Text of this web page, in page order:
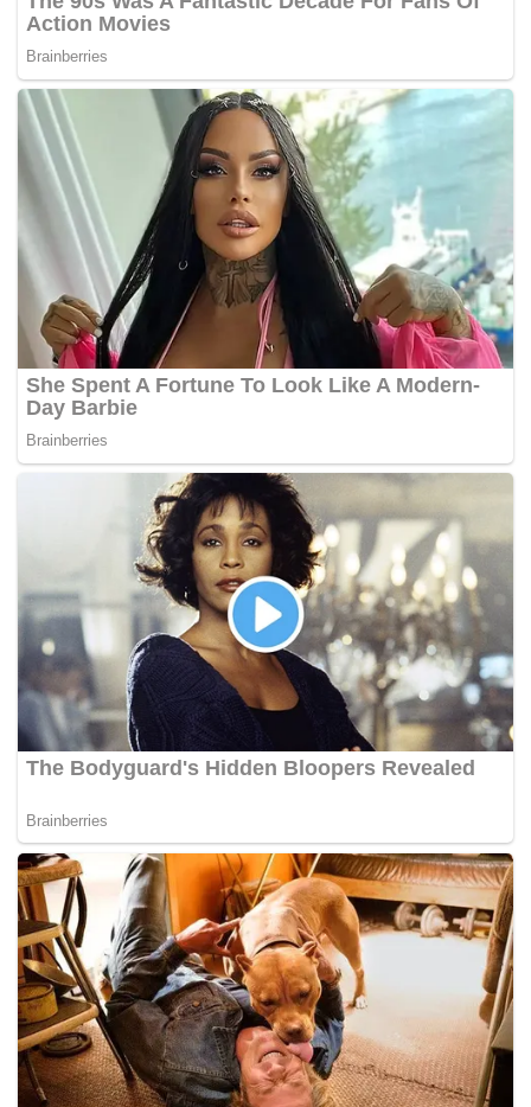
mencampurkan beras tempatan dengan beras import,
sebaliknya hanya menetapkan tujuh jenis kesalahan
antaranya menyorok beras dengan tujuan mewujudkan
kekurangan bekalan, menjual beras secara borong atau
runcit tanpa lesen serta menjualnya melebihi harga
kawalan.
Terdahulu, pada penerangan Menteri, Mohamad
mengumumkan fasa pertama untuk menangani isu
ketiadaan beras tempatan di pasaran.
Beliau turut mengumumkan harga lantai padi adalah
dengan pengekalan harga beras tempatan iaitu RM2.60
sekilogram, selain penyelarasan harga lantai padi kepada
RM1,500 berbanding RM1,300 sebelum ini.
Pengekalan harga beras tempatan itu menyebabkan
kerajaan perlu menanggung kos pengeluaran 24 juta
kampit beras tempatan 10 kilogram berjumlah RM150 juta
iaitu bagi tempoh enam bulan ini.
Terdahulu pada sesi perbahasan, Datuk Seri Shahidan
Kasim (PN-Arau) berkata, harga lantai padi sepatutnya
ditetapkan lebih tinggi, seriring dengan kenaikan kos
pengeluaran padi ditanggung pesawah ketika ini.
“Sebagai orang Islam, ya.. syukur, tapi kalau boleh minta
pun oklah. Lagi-lagi bila harga diesel naik, mereka naikkan
(kos pertanian), bila turun dia tak turunkan kos pertanian
ini,” katanya.
Shahidan juga mencadangkan supaya harga beras
tempatan di diapungkan, sementara beras import dikawal
bagi menangani masalah kekurangan bekalannya di
pasaran.
Sementara itu, Datuk Seri Dr Ronald Kiandee (PN-